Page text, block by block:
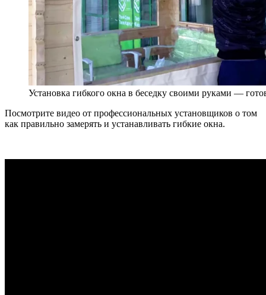
Установка гибкого окна в беседку своими руками —
Посмотрите видео от профессиональных установщиков о том
как правильно замерять и устанавливать гибкие окна.